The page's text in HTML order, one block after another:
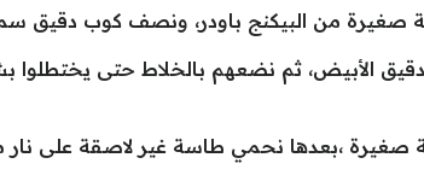
صغيرة من البيكنج باودر، ونصف كوب دقيق
الأبيض، ثم نضعهم بالخلاط حتى يختطلوا
صغيرة ،بعدها نحمي طاسة غير لاصقة على نار